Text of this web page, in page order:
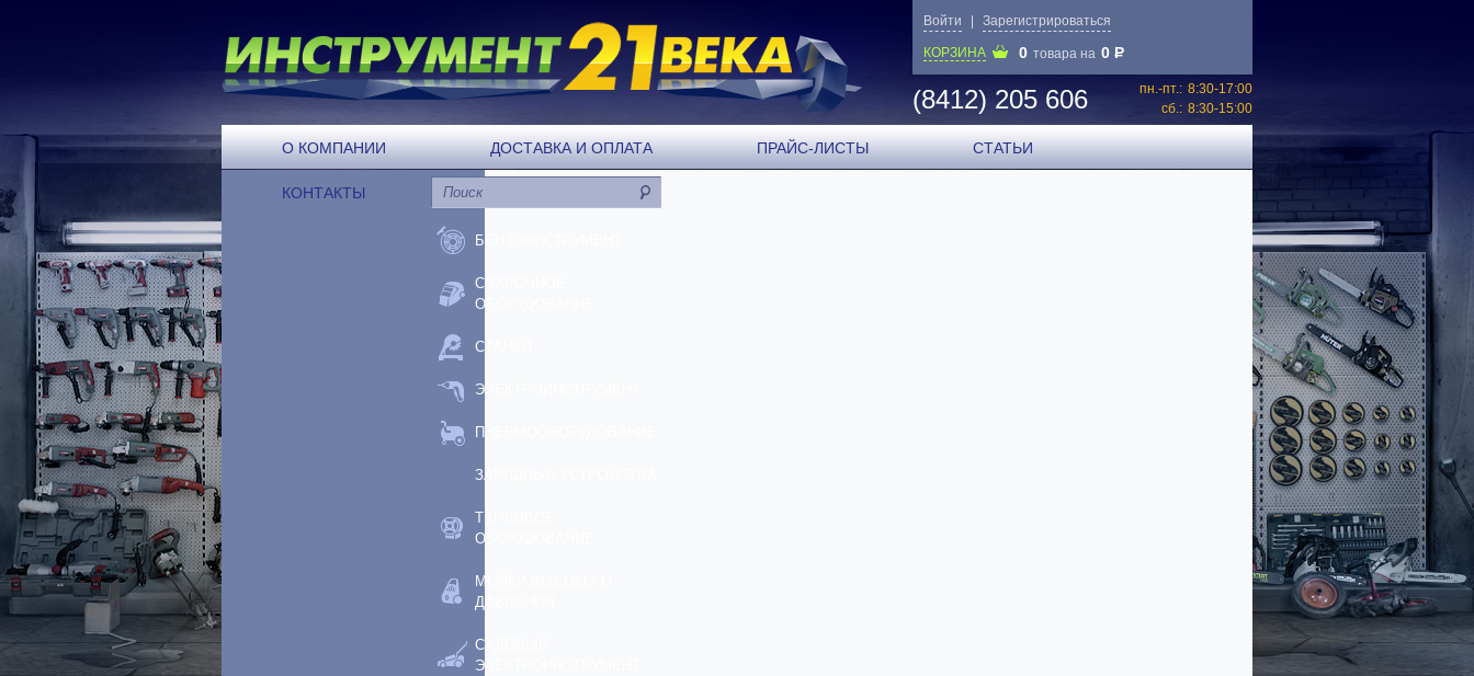
Войти Зарегистрироваться
КОРЗИНА 0 товара на 0 P
(8412) 205 606 пн.-пт.: 8:30-17:00
сб.: 8:30-15:00
О КОМПАНИИ ДОСТАВКА И ОПЛАТА ПРАЙС-ЛИСТЫ СТАТЬИ
КОНТАКТЫ
БЕНЗОИНСТРУМЕНТ
СВАРОЧНОЕ
ОБОРУДОВАНИЕ
СТАНКИ
ЭЛЕКТРОИНСТРУМЕНТ
ПНЕВМООБОРУДОВАНИЕ
ЗАРЯДНЫЕ УСТРОЙСТВА
ТЕПЛОВОЕ
ОБОРУДОВАНИЕ
МОЙКИ ВЫСОКОГО
ДАВЛЕНИЯ
САДОВЫЙ
ЭЛЕКТРОИНСТРУМЕНТ